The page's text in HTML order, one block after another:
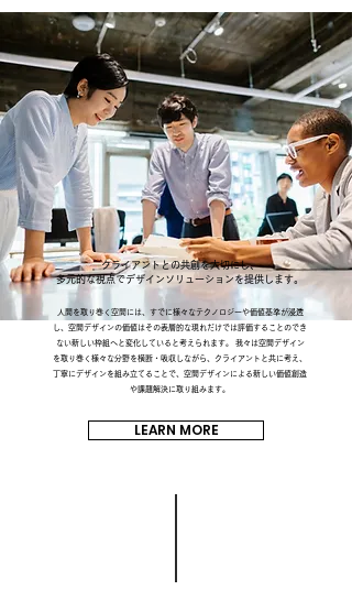
クライアントとの共創を大切にし、
多元的な視点でデザインソリューションを提供します。
人間を取り巻く空間には、すでに様々なテクノロジーや価値基準が浸透
し、空間デザインの価値はその表層的な現れだけでは評価することのでき
ない新しい枠組へと変化していると考えられます。 我々は空間デザイン
を取り巻く様々な分野を横断・吸収しながら、クライアントと共に考え、
丁寧にデザインを組み立てることで、空間デザインによる新しい価値創造
や課題解決に取り組みます。
LEARN MORE